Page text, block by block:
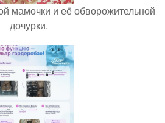
мамочки и её обворожительной
дочурки.